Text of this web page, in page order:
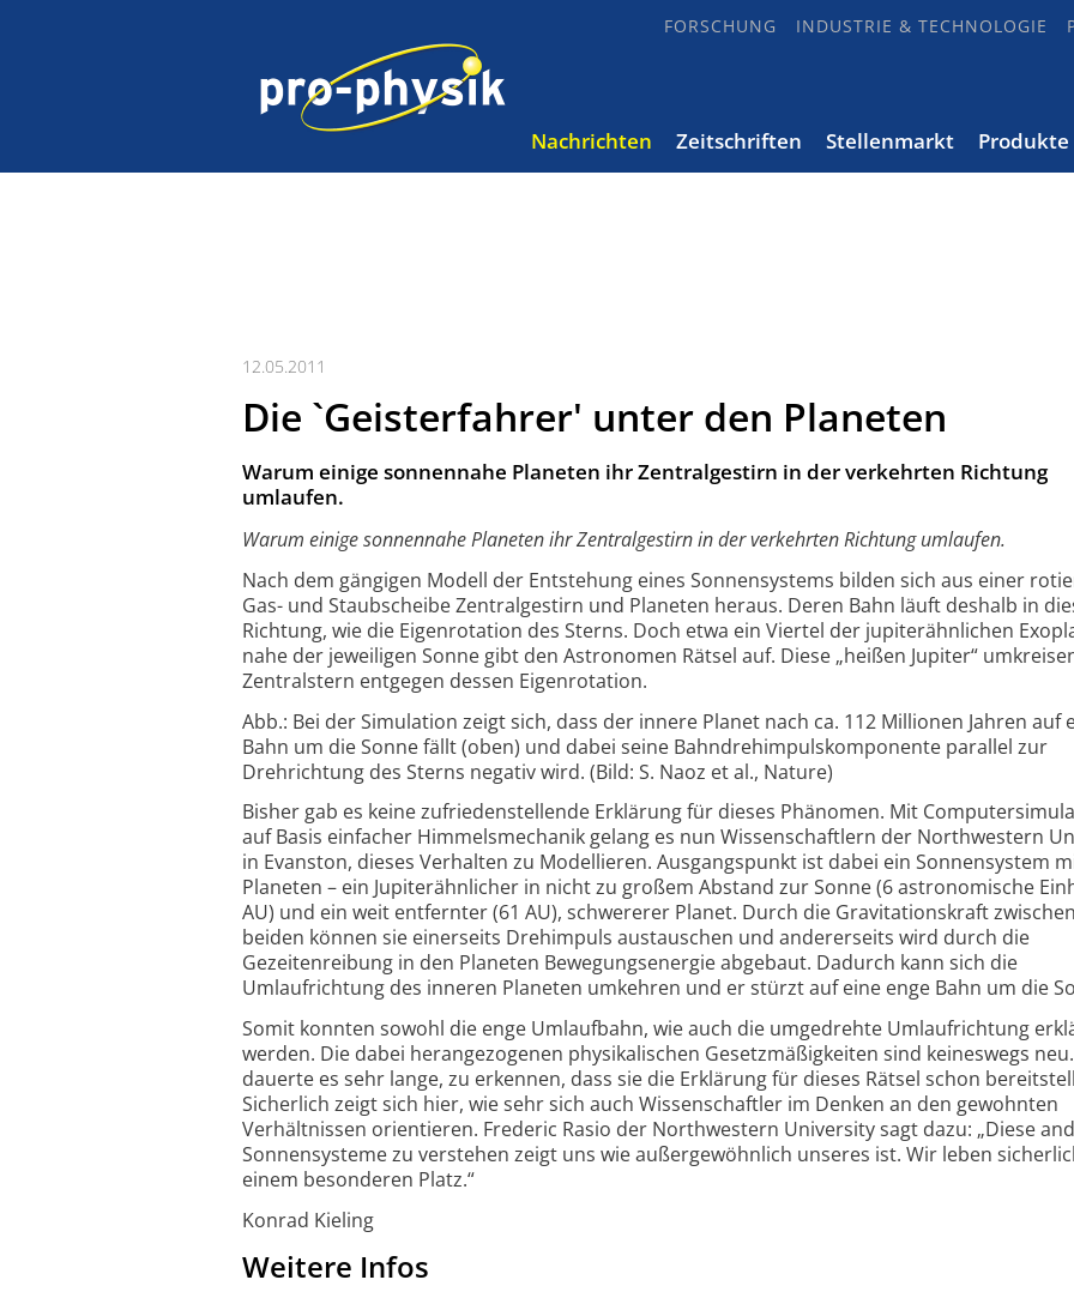
FORSCHUNG INDUSTRIE & TECHNOLOGIE
Nachrichten Zeitschriften Stellenmarkt Produkte
12.05.2011
Die `Geisterfahrer' unter den Planeten
Warum einige sonnennahe Planeten ihr Zentralgestirn in der verkehrten Richtung
umlaufen.
Warum einige sonnennahe Planeten ihr Zentralgestirn in der verkehrten Richtung umlaufen.
Nach dem gängigen Modell der Entstehung eines Sonnensystems bilden sich aus einer
Gas- und Staubscheibe Zentralgestirn und Planeten heraus. Deren Bahn läuft deshalb in
Richtung, wie die Eigenrotation des Sterns. Doch etwa ein Viertel der jupiterähnlichen
nahe der jeweiligen Sonne gibt den Astronomen Rätsel auf. Diese „heißen Jupiter“
Zentralstern entgegen dessen Eigenrotation.
Abb.: Bei der Simulation zeigt sich, dass der innere Planet nach ca. 112 Millionen Jahren auf
Bahn um die Sonne fällt (oben) und dabei seine Bahndrehimpulskomponente parallel zur
Drehrichtung des Sterns negativ wird. (Bild: S. Naoz et al., Nature)
Bisher gab es keine zufriedenstellende Erklärung für dieses Phänomen. Mit
auf Basis einfacher Himmelsmechanik gelang es nun Wissenschaftlern der Northwestern
in Evanston, dieses Verhalten zu Modellieren. Ausgangspunkt ist dabei ein Sonnensystem
Planeten – ein Jupiterähnlicher in nicht zu großem Abstand zur Sonne (6 astronomische
AU) und ein weit entfernter (61 AU), schwererer Planet. Durch die Gravitationskraft
beiden können sie einerseits Drehimpuls austauschen und andererseits wird durch die
Gezeitenreibung in den Planeten Bewegungsenergie abgebaut. Dadurch kann sich die
Umlaufrichtung des inneren Planeten umkehren und er stürzt auf eine enge Bahn um die
Somit konnten sowohl die enge Umlaufbahn, wie auch die umgedrehte Umlaufrichtung
werden. Die dabei herangezogenen physikalischen Gesetzmäßigkeiten sind keineswegs
dauerte es sehr lange, zu erkennen, dass sie die Erklärung für dieses Rätsel schon
Sicherlich zeigt sich hier, wie sehr sich auch Wissenschaftler im Denken an den gewohnten
Verhältnissen orientieren. Frederic Rasio der Northwestern University sagt dazu: „Diese
Sonnensysteme zu verstehen zeigt uns wie außergewöhnlich unseres ist. Wir leben
einem besonderen Platz.“
Konrad Kieling
Weitere Infos